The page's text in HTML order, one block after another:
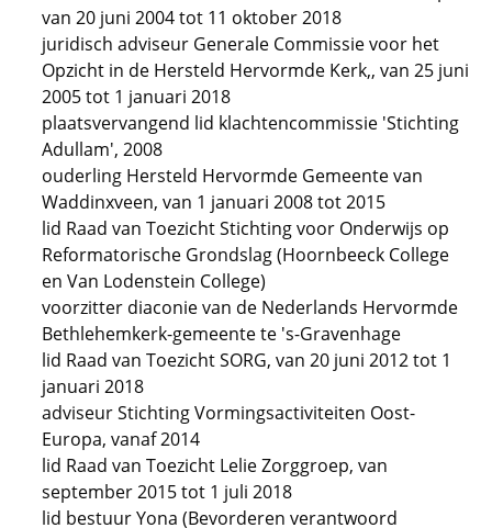
van 20 juni 2004 tot 11 oktober 2018
juridisch adviseur Generale Commissie voor het
Opzicht in de Hersteld Hervormde Kerk,, van 25 juni
2005 tot 1 januari 2018
plaatsvervangend lid klachtencommissie 'Stichting
Adullam', 2008
ouderling Hersteld Hervormde Gemeente van
Waddinxveen, van 1 januari 2008 tot 2015
lid Raad van Toezicht Stichting voor Onderwijs op
Reformatorische Grondslag (Hoornbeeck College
en Van Lodenstein College)
voorzitter diaconie van de Nederlands Hervormde
Bethlehemkerk-gemeente te 's-Gravenhage
lid Raad van Toezicht SORG, van 20 juni 2012 tot 1
januari 2018
adviseur Stichting Vormingsactiviteiten Oost-
Europa, vanaf 2014
lid Raad van Toezicht Lelie Zorggroep, van
september 2015 tot 1 juli 2018
lid bestuur Yona (Bevorderen verantwoord